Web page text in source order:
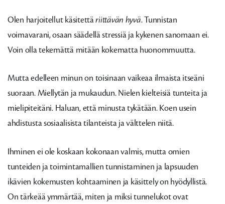
Olen harjoitellut käsitettäriittävän hyvä. Tunnistan
voimavarani, osaan säädellä stressiä ja kykenen sanomaan ei.
Voin olla tekemättä mitään kokematta huonommuutta.
Mutta edelleen minun on toisinaan vaikeaa ilmaista itseäni
suoraan. Miellytän ja mukaudun. Nielen kielteisiä tunteita ja
mielipiteitäni. Haluan, että minusta tykätään. Koen usein
ahdistusta sosiaalisista tilanteista ja välttelen niitä.
Ihminen ei ole koskaan kokonaan valmis, mutta omien
tunteiden ja toimintamallien tunnistaminen ja lapsuuden
ikävien kokemusten kohtaaminen ja käsittely on hyödyllistä.
On tärkeää ymmärtää, miten ja miksi tunnelukot ovat